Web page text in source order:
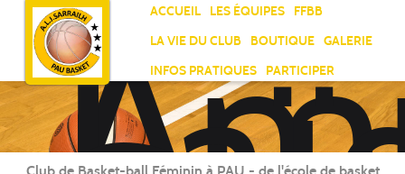
ACCUEIL LES ÉQUIPES
FFBB
LA VIE DU CLUB
BOUTIQUE
GALERIE
INFOS PRATIQUES
PARTICIPER
Club de Basket-ball Féminin à PAU - de l'école de basket
Panneau de gestion des cookies